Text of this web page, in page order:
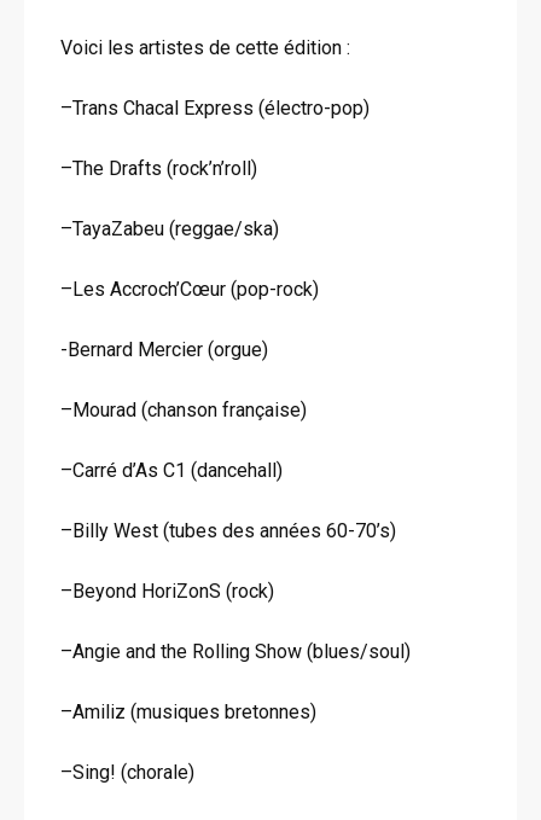
Voici les artistes de cette édition :
–Trans Chacal Express (électro-pop)
–The Drafts (rock’n’roll)
–TayaZabeu (reggae/ska)
–Les Accroch’Cœur (pop-rock)
-Bernard Mercier (orgue)
–Mourad (chanson française)
–Carré d’As C1 (dancehall)
–Billy West (tubes des années 60-70’s)
–Beyond HoriZonS (rock)
–Angie and the Rolling Show (blues/soul)
–Amiliz (musiques bretonnes)
–Sing! (chorale)